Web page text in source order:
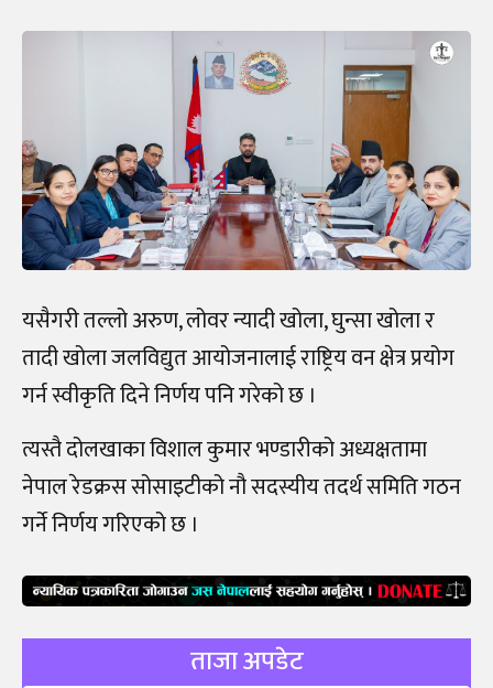
यसैगरी तल्लो अरुण, लोवर न्यादी खोला, घुन्सा खोला र
तादी खोला जलविद्युत आयोजनालाई राष्ट्रिय वन क्षेत्र प्रयोग
गर्न स्वीकृति दिने निर्णय पनि गरेको छ ।
त्यस्तै दोलखाका विशाल कुमार भण्डारीको अध्यक्षतामा
नेपाल रेडक्रस सोसाइटीको नौ सदस्यीय तदर्थ समिति गठन
गर्ने निर्णय गरिएको छ ।
ताजा अपडेट